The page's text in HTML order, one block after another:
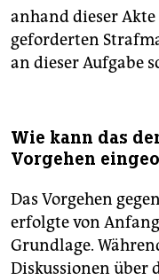
anhand dieser
geforderten
an dieser Aufgabe
Wie kann das
Vorgehen
Das Vorgehen
erfolgte von
Grundlage.
Diskussionen über